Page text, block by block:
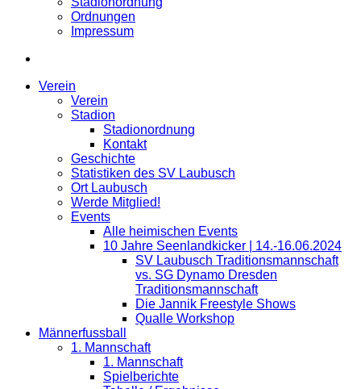
Ordnungen
Impressum
Verein
Verein
Stadion
Stadionordnung
Kontakt
Geschichte
Statistiken des SV Laubusch
Ort Laubusch
Werde Mitglied!
Events
Alle heimischen Events
10 Jahre Seenlandkicker | 14.-16.06.2024
SV Laubusch Traditionsmannschaft
vs. SG Dynamo Dresden
Traditionsmannschaft
Die Jannik Freestyle Shows
Qualle Workshop
Männerfussball
1. Mannschaft
1. Mannschaft
Spielberichte